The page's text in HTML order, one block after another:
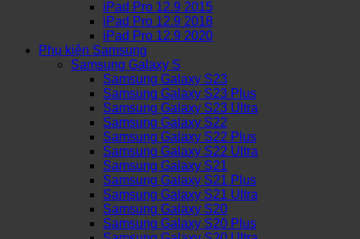
iPad Pro 12.9 2015
iPad Pro 12.9 2018
iPad Pro 12.9 2020
Phụ kiện Samsung
Samsung Galaxy S
Samsung Galaxy S23
Samsung Galaxy S23 Plus
Samsung Galaxy S23 Ultra
Samsung Galaxy S22
Samsung Galaxy S22 Plus
Samsung Galaxy S22 Ultra
Samsung Galaxy S21
Samsung Galaxy S21 Plus
Samsung Galaxy S21 Ultra
Samsung Galaxy S20
Samsung Galaxy S20 Plus